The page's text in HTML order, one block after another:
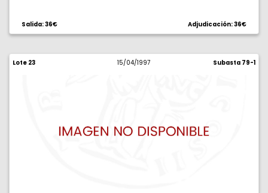
Salida: 36€ Adjudicación: 36€
Lote 23 15/04/1997 Subasta 79-1